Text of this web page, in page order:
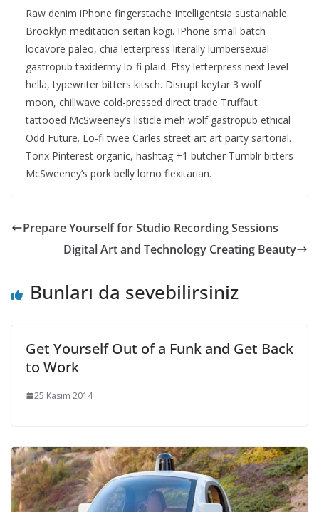
Raw denim iPhone fingerstache Intelligentsia sustainable.
Brooklyn meditation seitan kogi. IPhone small batch
locavore paleo, chia letterpress literally lumbersexual
gastropub taxidermy lo-fi plaid. Etsy letterpress next level
hella, typewriter bitters kitsch. Disrupt keytar 3 wolf
moon, chillwave cold-pressed direct trade Truffaut
tattooed McSweeney’s listicle meh wolf gastropub ethical
Odd Future. Lo-fi twee Carles street art art party sartorial.
Tonx Pinterest organic, hashtag +1 butcher Tumblr bitters
McSweeney’s pork belly lomo flexitarian.
Prepare Yourself for Studio Recording Sessions
Digital Art and Technology Creating Beauty
Bunları da sevebilirsiniz
Get Yourself Out of a Funk and Get Back
to Work
25 Kasım 2014